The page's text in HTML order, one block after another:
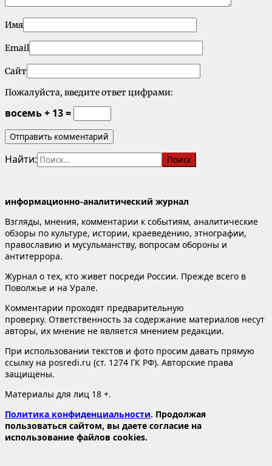
Имя
Email
Сайт
Пожалуйста, введите ответ цифрами:
восемь + 13 =
Найти:
информационно-аналитический журнал
Взгляды, мнения, комментарии к событиям, аналитические
обзоры по культуре, истории, краеведению, этнографии,
православию и мусульманству, вопросам обороны и
антитеррора.
Журнал о тех, кто живет посреди России. Прежде всего в
Поволжье и на Урале.
Комментарии проходят предварительную
проверку. Ответственность за содержание материалов несут
авторы, их мнение не является мнением редакции.
При использовании текстов и фото просим давать прямую
ссылку на posredi.ru (ст. 1274 ГК РФ). Авторские права
защищены.
Материалы для лиц 18 +.
Политика конфиденциальности. Продолжая
пользоваться сайтом, вы даете согласие на
использование файлов cookies.